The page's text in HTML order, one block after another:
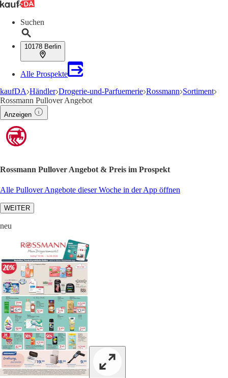
Suchen
10178 Berlin
Alle Prospekte
kaufDA Händler Drogerie-und-Parfuemerie Rossmann Sortiment
Rossmann Pullover Angebot
Anzeigen
Rossmann Pullover Angebot & Preis im Prospekt
Alle Pullover Angebote dieser Woche in der App öffnen
WEITER
neu